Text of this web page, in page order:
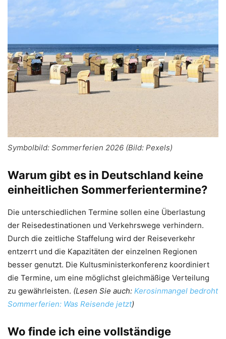
Symbolbild: Sommerferien 2026 (Bild: Pexels)
Warum gibt es in Deutschland keine
einheitlichen Sommerferientermine?
Die unterschiedlichen Termine sollen eine Überlastung
der Reisedestinationen und Verkehrswege verhindern.
Durch die zeitliche Staffelung wird der Reiseverkehr
entzerrt und die Kapazitäten der einzelnen Regionen
besser genutzt. Die Kultusministerkonferenz koordiniert
die Termine, um eine möglichst gleichmäßige Verteilung
zu gewährleisten. (Lesen Sie auch: Kerosinmangel bedroht
Sommerferien: Was Reisende jetzt)
Wo finde ich eine vollständige